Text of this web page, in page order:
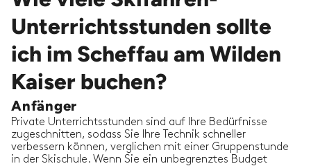
Unterrichtsstunden sollte
ich im Scheffau am Wilden
Kaiser buchen?
Anfänger
Private Unterrichtsstunden sind auf Ihre Bedürfnisse
zugeschnitten, sodass Sie Ihre Technik schneller
verbessern können, verglichen mit einer Gruppenstunde
in der Skischule. Wenn Sie ein unbegrenztes Budget